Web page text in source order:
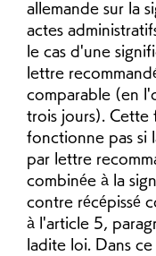
allemande sur la
actes
le cas d'une
lettre
comparable (en
trois jours). Cette
fonctionne pas si
par lettre
combinée à la
contre récépissé
à l'article 5,
ladite loi. Dans